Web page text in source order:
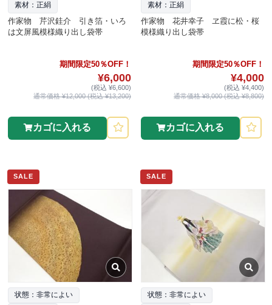
素材：正絹
作家物 芹沢銈介 引き箔・いろ
は文屏風模様織り出し袋帯
期間限定50％OFF！
¥6,000
(税込 ¥6,600)
通常価格 ¥12,000 (税込 ¥13,200)
カゴに入れる
素材：正絹
作家物 花井幸子 ヱ霞に松・桜
模様織り出し袋帯
期間限定50％OFF！
¥4,000
(税込 ¥4,400)
通常価格 ¥8,000 (税込 ¥8,800)
カゴに入れる
SALE
状態：非常によい
SALE
状態：非常によい